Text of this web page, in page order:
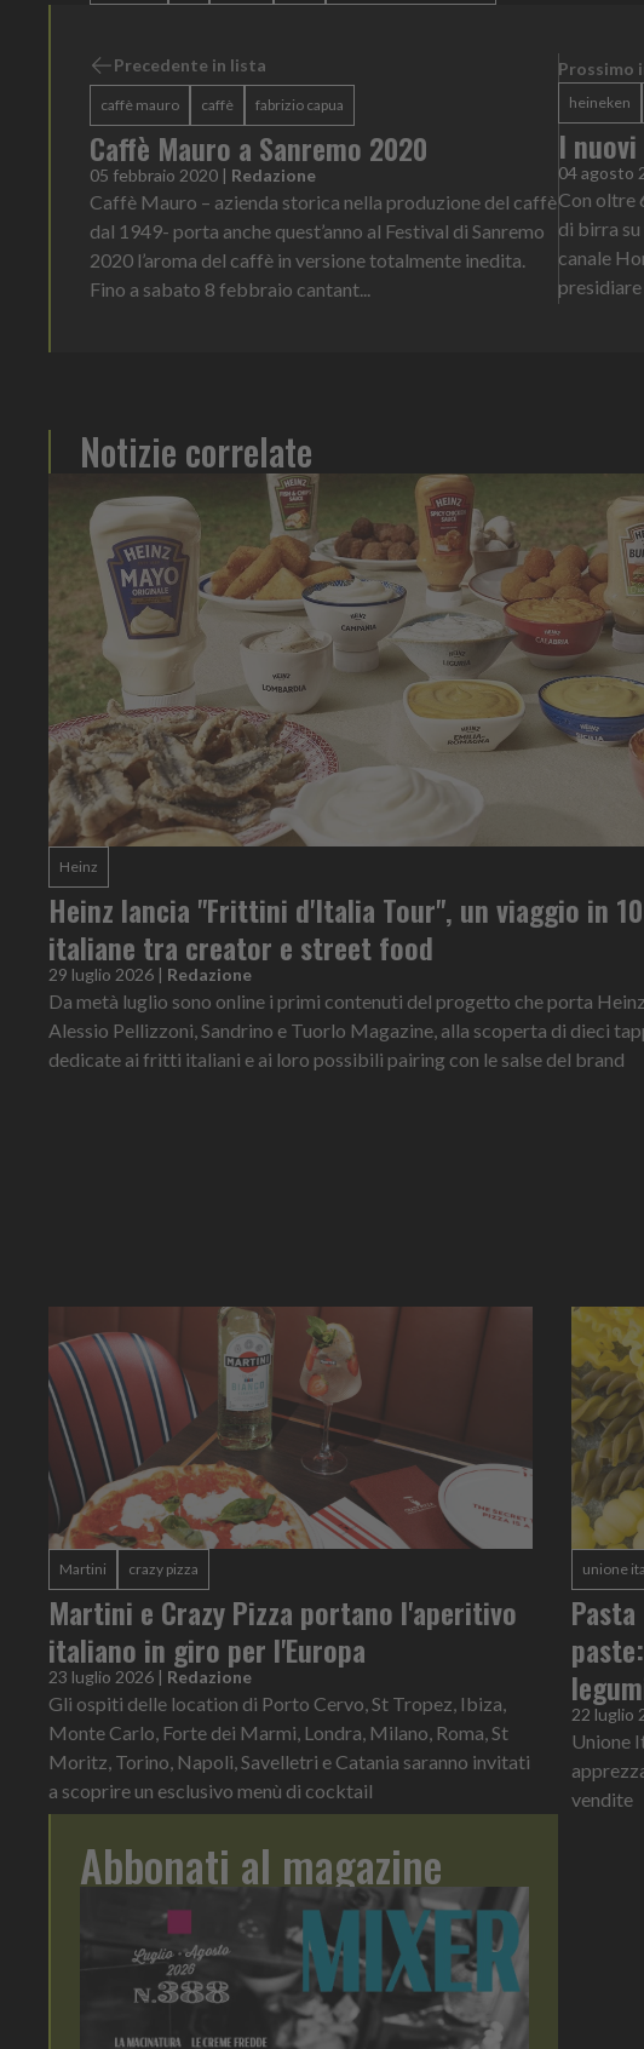
Precedente in lista
caffè mauro caffè fabrizio capua
Caffè Mauro a Sanremo 2020
05 febbraio 2020 | Redazione
Caffè Mauro – azienda storica nella produzione del caffè
dal 1949- porta anche quest’anno al Festival di Sanremo
2020 l’aroma del caffè in versione totalmente inedita.
Fino a sabato 8 febbraio cantant...
Prossimo
heineken
I
04 agosto
Con oltre
di birra
canale
Notizie correlate
Heinz
Heinz lancia "Frittini d'Italia Tour", un viaggio in
italiane tra creator e street food
29 luglio 2026 | Redazione
Da metà luglio sono online i primi contenuti del progetto che porta
Alessio Pellizzoni, Sandrino e Tuorlo Magazine, alla scoperta di dieci
dedicate ai fritti italiani e ai loro possibili pairing con le salse del brand
Martini crazy pizza
Martini e Crazy Pizza portano l'aperitivo
italiano in giro per l'Europa
23 luglio 2026 | Redazione
Gli ospiti delle location di Porto Cervo, St Tropez, Ibiza,
Monte Carlo, Forte dei Marmi, Londra, Milano, Roma, St
Moritz, Torino, Napoli, Savelletri e Catania saranno invitati
a scoprire un esclusivo menù di cocktail
unione
22 luglio
Unione
vendite
Abbonati al magazine